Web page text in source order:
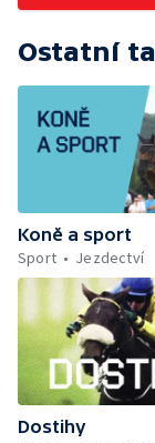
Ostatní
Koně a sport
Sport
Jezdectví
Dostihy